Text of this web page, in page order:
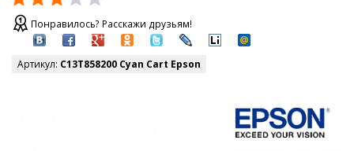
Понравилось? Расскажи друзьям!
Артикул: C13T858200 Cyan Cart Epson